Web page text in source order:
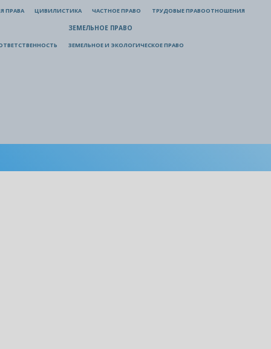
ПРАВА ЦИВИЛИСТИКА ЧАСТНОЕ ПРАВО ТРУДОВЫЕ ПРАВООТНОШЕНИЯ
ЗЕМЕЛЬНОЕ ПРАВО
ЗЕМЕЛЬНОЕ И ЭКОЛОГИЧЕСКОЕ ПРАВО